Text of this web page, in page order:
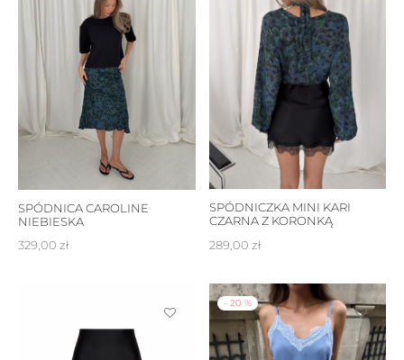
SPÓDNICA CAROLINE
NIEBIESKA
329,00 zł
SPÓDNICZKA MINI KARI
CZARNA Z KORONKĄ
289,00 zł
- 20 %